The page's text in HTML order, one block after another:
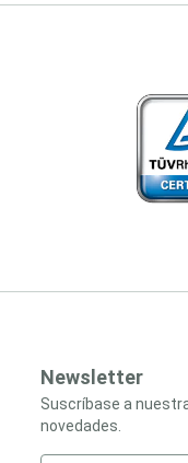
Newsletter
Suscríbase a
novedades.